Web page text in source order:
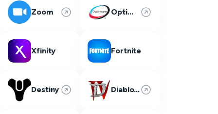
Zoom Optimum
Xfinity Fortnite
Destiny Diablo 4